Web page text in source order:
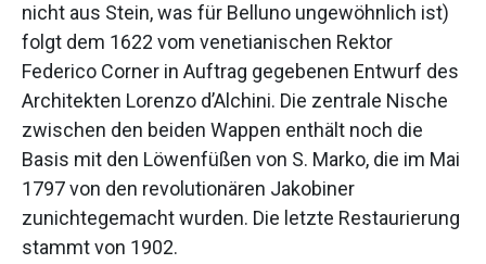
nicht aus Stein, was für Belluno ungewöhnlich ist)
folgt dem 1622 vom venetianischen Rektor
Federico Corner in Auftrag gegebenen Entwurf des
Architekten Lorenzo d’Alchini. Die zentrale Nische
zwischen den beiden Wappen enthält noch die
Basis mit den Löwenfüßen von S. Marko, die im Mai
1797 von den revolutionären Jakobiner
zunichtegemacht wurden. Die letzte Restaurierung
stammt von 1902.